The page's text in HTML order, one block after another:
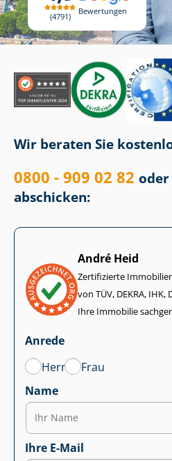
4791
Bewertungen
Wir beraten Sie
0800 - 909 02 82
abschicken:
André Heid
Zertifizierte
von TÜV, DEKRA,
Ihre Immobilie
Anrede
Herr
Frau
Name
Ihre E-Mail